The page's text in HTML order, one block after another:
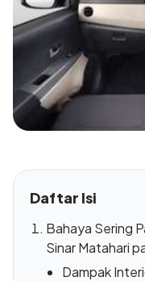
Daftar Isi
Bahaya Sering
Sinar Matahari
Dampak